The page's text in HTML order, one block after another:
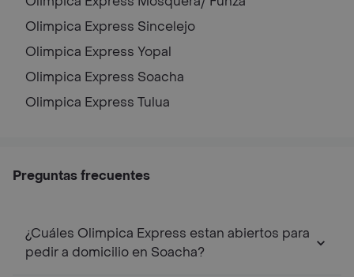
Olimpica Express Sincelejo
Olimpica Express Yopal
Olimpica Express Soacha
Olimpica Express Tulua
Preguntas frecuentes
¿Cuáles Olimpica Express estan abiertos para
pedir a domicilio en Soacha?